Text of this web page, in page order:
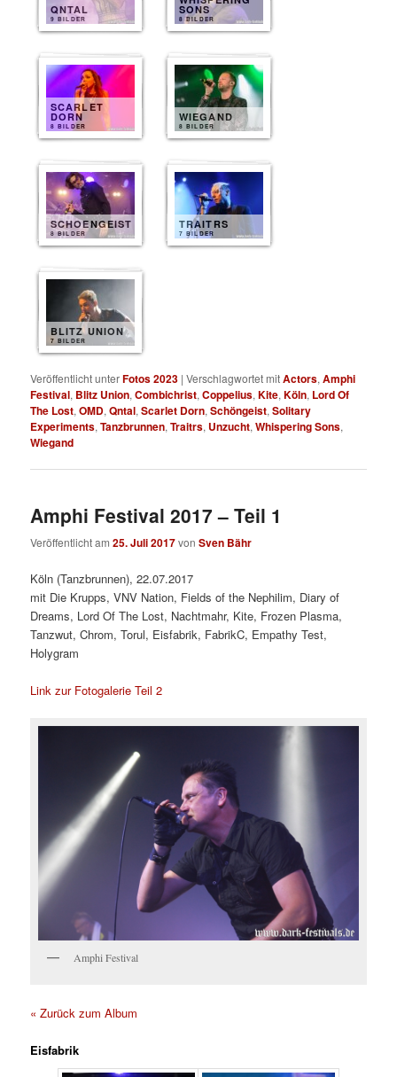
QNTAL
9 BILDER
SONS
8 BILDER
SCARLET
DORN
8 BILDER
WIEGAND
8 BILDER
SCHOENGEIST
8 BILDER
TRAITRS
7 BILDER
BLITZ UNION
7 BILDER
Veröffentlicht unterFotos 2023 |Verschlagwortet mitActors,Amphi
Festival, Blitz Union,Combichrist,Coppelius,Kite,Köln, Lord Of
The Lost,OMD,Qntal,Scarlet Dorn,Schöngeist,Solitary
Experiments,Tanzbrunnen,Traitrs, Unzucht,Whispering Sons,
Wiegand
Amphi Festival 2017 – Teil 1
Veröffentlicht am25. Juli 2017vonSven Bähr
Köln (Tanzbrunnen), 22.07.2017
mit Die Krupps, VNV Nation, Fields of the Nephilim, Diary of
Dreams, Lord Of The Lost, Nachtmahr, Kite, Frozen Plasma,
Tanzwut, Chrom, Torul, Eisfabrik, FabrikC, Empathy Test,
Holygram
Link zur Fotogalerie Teil 2
Amphi Festival
« Zurück zum Album
Eisfabrik